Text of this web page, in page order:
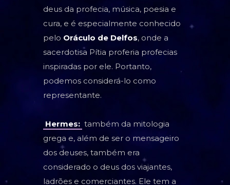
deus da profecia, música, poesia e
cura, e é especialmente conhecido
pelo Oráculo de Delfos, onde a
sacerdotisa Pítia proferia profecias
inspiradas por ele. Portanto,
podemos considerá-lo como
representante.
Hermes: também da mitologia
grega e, além de ser o mensageiro
dos deuses, também era
considerado o deus dos viajantes,
ladrões e comerciantes. Ele tem a